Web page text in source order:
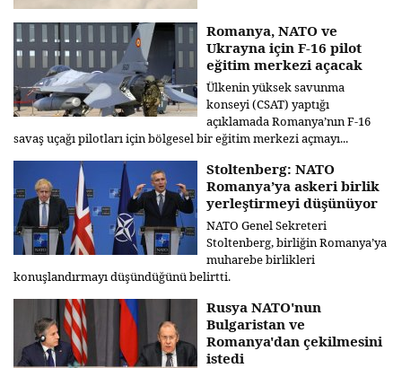
Romanya, NATO ve
Ukrayna için F-16 pilot
eğitim merkezi açacak
Ülkenin yüksek savunma
konseyi (CSAT) yaptığı
açıklamada Romanya’nın F-16
savaş uçağı pilotları için bölgesel bir eğitim merkezi açmayı...
Stoltenberg: NATO
Romanya’ya askeri birlik
yerleştirmeyi düşünüyor
NATO Genel Sekreteri
Stoltenberg, birliğin Romanya’ya
muharebe birlikleri
konuşlandırmayı düşündüğünü belirtti.
Rusya NATO'nun
Bulgaristan ve
Romanya'dan çekilmesini
istedi